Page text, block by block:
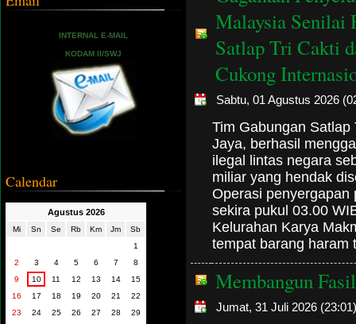
INTERNAL E-MAIL
KODAM II/SWJ
Calendar
Agustus 2026
Mi Sn Se Rb Km Jm
Sb
1
2
3 4 5 6 7
8
9
10 11 12 13 14
15
16
17 18 19 20 21
22
23
24 25 26 27 28
29
Malaysia Senilai
Satlap Tri Cakti
Cukong
Sabtu, 01 Agustus 2026
Tim Gabungan
Jaya, berhasil
ilegal lintas negara
miliar yang hendak
Operasi penyergapan
sekira pukul 03.00
Kelurahan Karya
tempat barang haram
Membangun
Jumat, 31 Juli 2026 (23:01)